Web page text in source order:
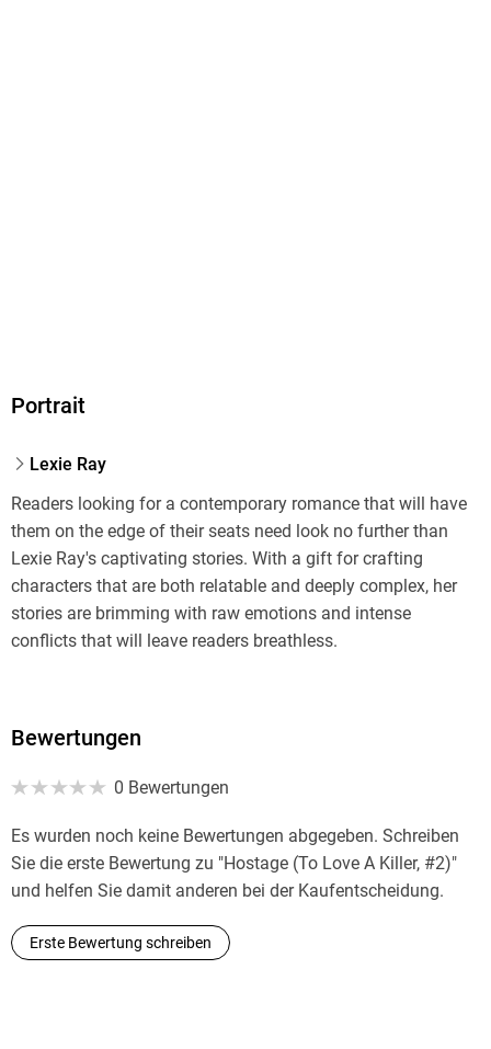
Portrait
Lexie Ray
Readers looking for a contemporary romance that will have
them on the edge of their seats need look no further than
Lexie Ray's captivating stories. With a gift for crafting
characters that are both relatable and deeply complex, her
stories are brimming with raw emotions and intense
conflicts that will leave readers breathless.
LexieRayAuthor at Gmail dot com
Bewertungen
0 Bewertungen
Es wurden noch keine Bewertungen abgegeben. Schreiben
Sie die erste Bewertung zu "Hostage (To Love A Killer, #2)"
und helfen Sie damit anderen bei der Kaufentscheidung.
Erste Bewertung schreiben